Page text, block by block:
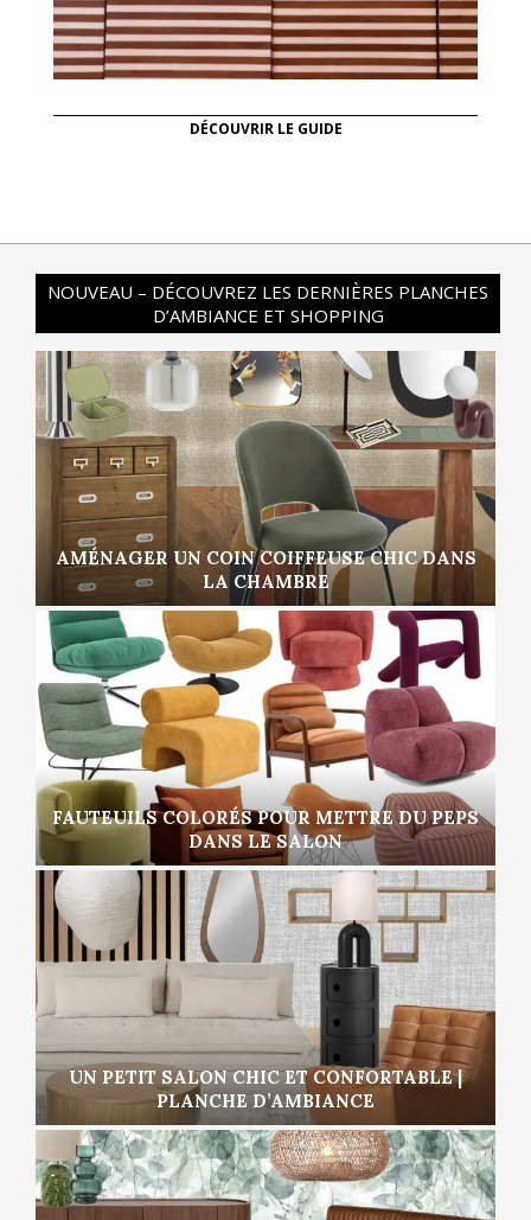
DÉCOUVRIR LE GUIDE
NOUVEAU – DÉCOUVREZ LES DERNIÈRES PLANCHES
D’AMBIANCE ET SHOPPING
AMÉNAGER UN COIN COIFFEUSE CHIC DANS
LA CHAMBRE
FAUTEUILS COLORÉS POUR METTRE DU PEPS
DANS LE SALON
UN PETIT SALON CHIC ET CONFORTABLE |
PLANCHE D’AMBIANCE